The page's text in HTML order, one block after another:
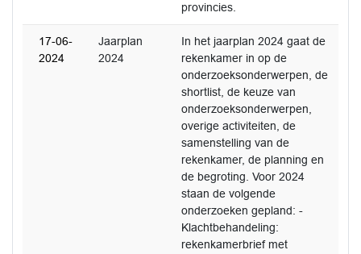
provincies.
17-06-
2024
Jaarplan
2024
In het jaarplan 2024 gaat de
rekenkamer in op de
onderzoeksonderwerpen, de
shortlist, de keuze van
onderzoeksonderwerpen,
overige activiteiten, de
samenstelling van de
rekenkamer, de planning en
de begroting. Voor 2024
staan de volgende
onderzoeken gepland: -
Klachtbehandeling:
rekenkamerbrief met